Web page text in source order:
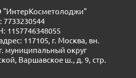
1157746348055
117105, г. Москва, вн.
муниципальный округ
Варшавское ш., д. 9, стр.